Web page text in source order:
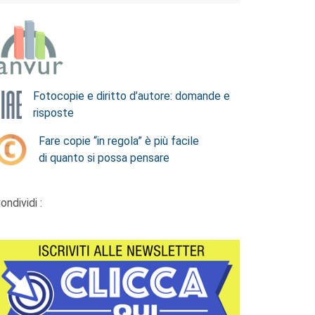
Fotocopie e diritto d’autore: domande e
risposte
Fare copie “in regola” è più facile
di quanto si possa pensare
: